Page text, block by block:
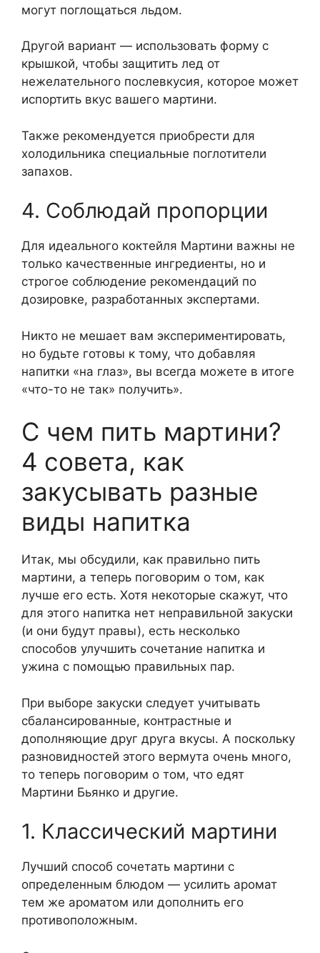
могут поглощаться льдом.
Другой вариант — использовать форму с
крышкой, чтобы защитить лед от
нежелательного послевкусия, которое может
испортить вкус вашего мартини.
Также рекомендуется приобрести для
холодильника специальные поглотители
запахов.
4. Соблюдай пропорции
Для идеального коктейля Мартини важны не
только качественные ингредиенты, но и
строгое соблюдение рекомендаций по
дозировке, разработанных экспертами.
Никто не мешает вам экспериментировать,
но будьте готовы к тому, что добавляя
напитки «на глаз», вы всегда можете в итоге
«что-то не так» получить».
С чем пить мартини?
4 совета, как
закусывать разные
виды напитка
Итак, мы обсудили, как правильно пить
мартини, а теперь поговорим о том, как
лучше его есть. Хотя некоторые скажут, что
для этого напитка нет неправильной закуски
(и они будут правы), есть несколько
способов улучшить сочетание напитка и
ужина с помощью правильных пар.
При выборе закуски следует учитывать
сбалансированные, контрастные и
дополняющие друг друга вкусы. А поскольку
разновидностей этого вермута очень много,
то теперь поговорим о том, что едят
Мартини Бьянко и другие.
1. Классический мартини
Лучший способ сочетать мартини с
определенным блюдом — усилить аромат
тем же ароматом или дополнить его
противоположным.